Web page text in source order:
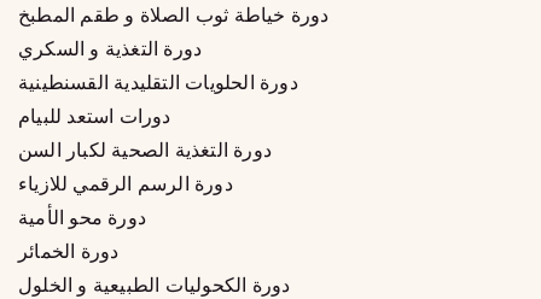
دورة خياطة ثوب الصلاة و طقم المطبخ
دورة التغذية و السكري
دورة الحلويات التقليدية القسنطينية
دورات استعد للبيام
دورة التغذية الصحية لكبار السن
دورة الرسم الرقمي للازياء
دورة محو الأمية
دورة الخمائر
دورة الكحوليات الطبيعية و الخلول